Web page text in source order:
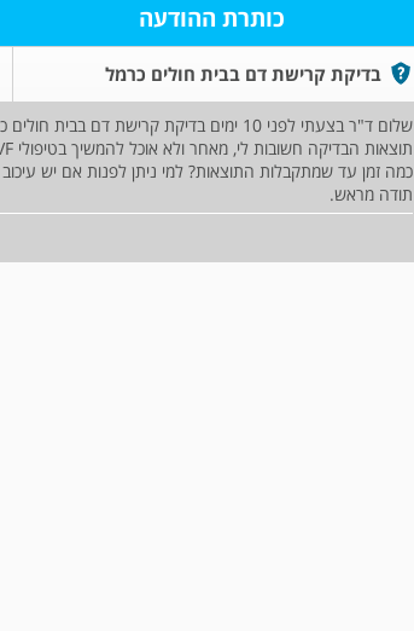
כותרת ההודעה
בדיקת קרישת דם בבית חולים כרמל
שלום ד"ר בצעתי לפני 10 ימים בדיקת קרישת דם בבית חולים כרמל וטרם התקבלה כל תשובה.
תוצאות הבדיקה חשובות לי, מאחר ולא אוכל להמשיך בטיפולי IVF.
כמה זמן עד שמתקבלות התוצאות? למי ניתן לפנות אם יש
תודה מראש.